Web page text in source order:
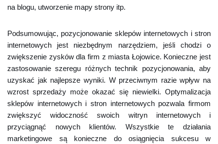
na blogu, utworzenie mapy strony itp.
Podsumowując, pozycjonowanie sklepów internetowych i stron
internetowych jest niezbędnym narzędziem, jeśli chodzi o
zwiększenie zysków dla firm z miasta Łojowice. Konieczne jest
zastosowanie szeregu różnych technik pozycjonowania, aby
uzyskać jak najlepsze wyniki. W przeciwnym razie wpływ na
wzrost sprzedaży może okazać się niewielki. Optymalizacja
sklepów internetowych i stron internetowych pozwala firmom
zwiększyć widoczność swoich witryn internetowych i
przyciągnąć nowych klientów. Wszystkie te działania
marketingowe są konieczne do osiągnięcia sukcesu w